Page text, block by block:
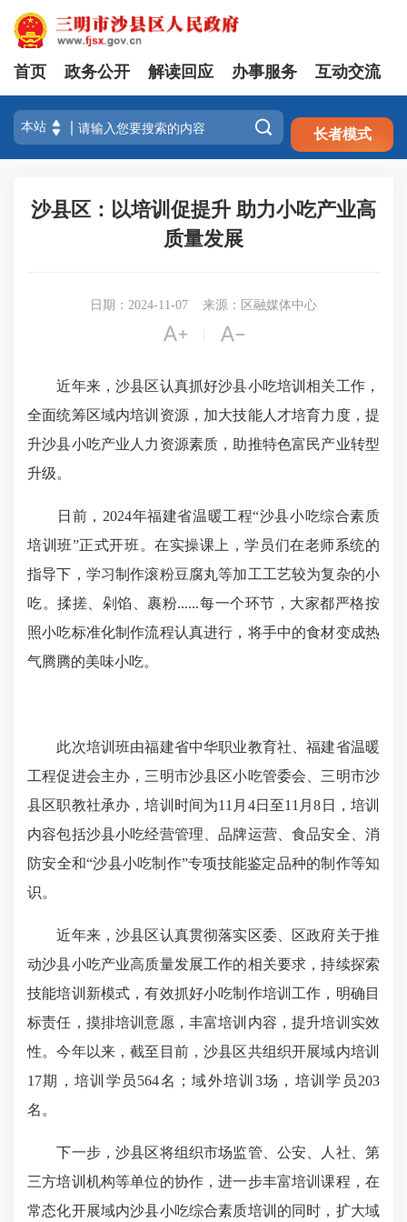
注册 登录
首页 政务公开 解读回应 办事服务 互动交流
 长者模式
沙县区：以培训促提升 助力小吃产业高
质量发展
日期：2024-11-07 来源：区融媒体中心
 
近年来，沙县区认真抓好沙县小吃培训相关工作，
全面统筹区域内培训资源，加大技能人才培育力度，提
升沙县小吃产业人力资源素质，助推特色富民产业转型
升级。
日前，2024年福建省温暖工程“沙县小吃综合素质
培训班”正式开班。在实操课上，学员们在老师系统的
指导下，学习制作滚粉豆腐丸等加工工艺较为复杂的小
吃。揉搓、剁馅、裹粉......每一个环节，大家都严格按
照小吃标准化制作流程认真进行，将手中的食材变成热
气腾腾的美味小吃。
此次培训班由福建省中华职业教育社、福建省温暖
工程促进会主办，三明市沙县区小吃管委会、三明市沙
县区职教社承办，培训时间为11月4日至11月8日，培训
内容包括沙县小吃经营管理、品牌运营、食品安全、消
防安全和“沙县小吃制作”专项技能鉴定品种的制作等知
识。
近年来，沙县区认真贯彻落实区委、区政府关于推
动沙县小吃产业高质量发展工作的相关要求，持续探索
技能培训新模式，有效抓好小吃制作培训工作，明确目
标责任，摸排培训意愿，丰富培训内容，提升培训实效
性。今年以来，截至目前，沙县区共组织开展域内培训
17期，培训学员564名；域外培训3场，培训学员203
名。
下一步，沙县区将组织市场监管、公安、人社、第
三方培训机构等单位的协作，进一步丰富培训课程，在
常态化开展域内沙县小吃综合素质培训的同时，扩大域